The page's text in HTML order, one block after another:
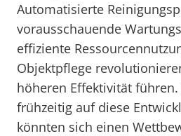
Automatisierte
vorausschauende
effiziente
Objektpflege
höheren Effektivität
frühzeitig auf diese
könnten sich einen